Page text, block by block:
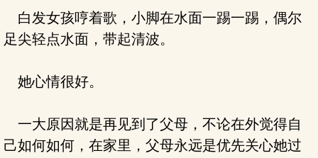
白发女孩哼着歌，小脚在水面一踢一踢，偶尔
足尖轻点水面，带起清波。
她心情很好。
一大原因就是再见到了父母，不论在外觉得自
己如何如何，在家里，父母永远是优先关心她过